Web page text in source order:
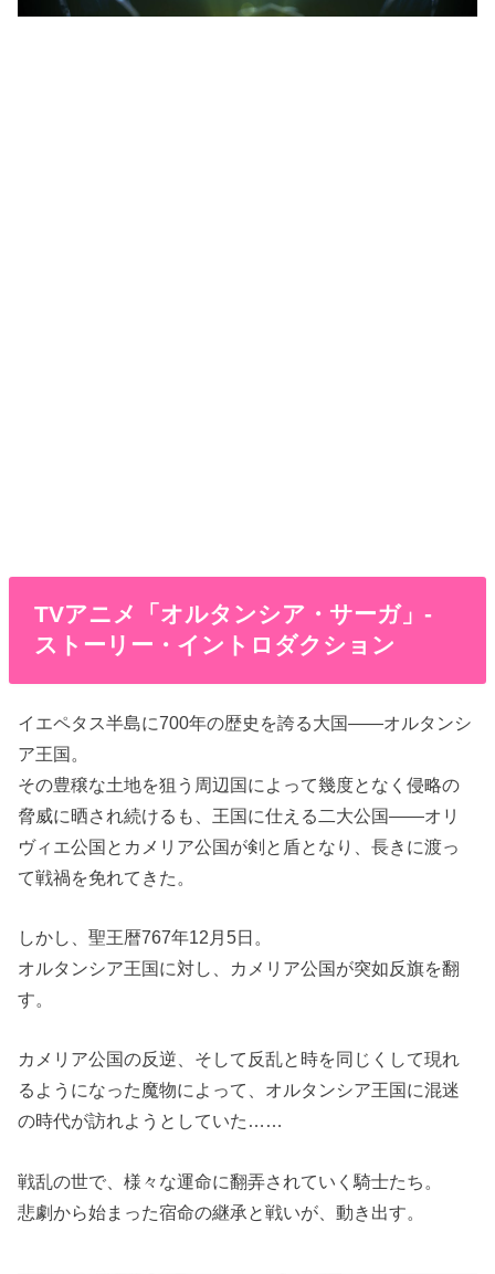
TVアニメ「オルタンシア・サーガ」-
ストーリー・イントロダクション
イエペタス半島に700年の歴史を誇る大国――オルタンシ
ア王国。
その豊穣な土地を狙う周辺国によって幾度となく侵略の
脅威に晒され続けるも、王国に仕える二大公国――オリ
ヴィエ公国とカメリア公国が剣と盾となり、長きに渡っ
て戦禍を免れてきた。
しかし、聖王暦767年12月5日。
オルタンシア王国に対し、カメリア公国が突如反旗を翻
す。
カメリア公国の反逆、そして反乱と時を同じくして現れ
るようになった魔物によって、オルタンシア王国に混迷
の時代が訪れようとしていた……
戦乱の世で、様々な運命に翻弄されていく騎士たち。
悲劇から始まった宿命の継承と戦いが、動き出す。